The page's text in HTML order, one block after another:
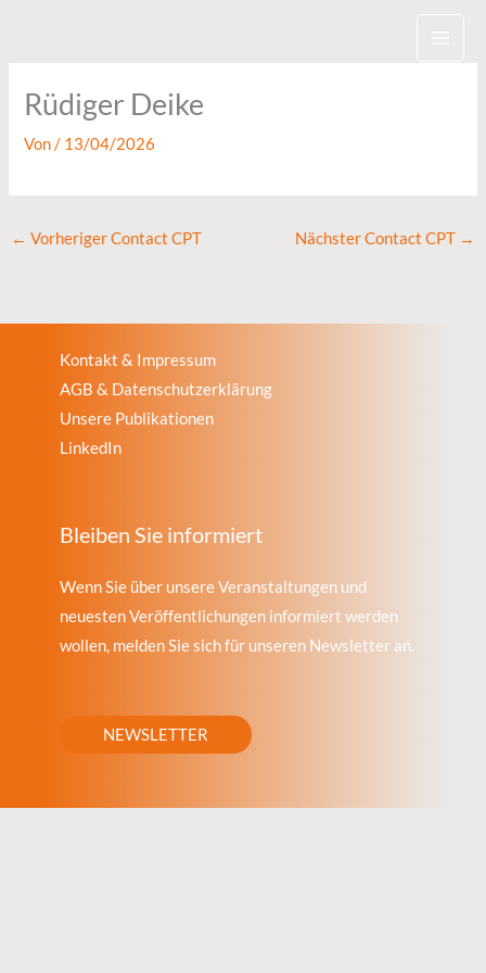
Rüdiger Deike
Von/ 13/04/2026
← Vorheriger Contact CPT Nächster Contact CPT →
Kontakt & Impressum
AGB & Datenschutzerklärung
Unsere Publikationen
LinkedIn
Bleiben Sie informiert
Wenn Sie über unsere Veranstaltungen und
neuesten Veröffentlichungen informiert werden
wollen, melden Sie sich für unseren Newsletter an.
NEWSLETTER